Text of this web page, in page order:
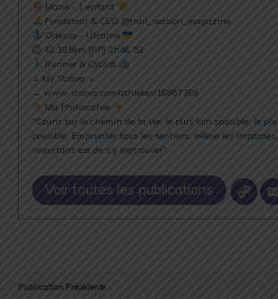
Marié - 1 enfant
Fondateur & CEO @trail_session_magazine
Odessa - Ukraine
⏱ 42.195km [RP] 2h46’52
Runner & Cyclist
⇣ My Strava ⇣
→ www.strava.com/athletes/18867396
Ma Philosophie
"Courir sur le chemin de la vie, le plus loin possible, le
possible. Emprunter tous les sentiers, même les
important est de s’y (re)trouver".
Voir toutes les publications
Publication Précédente